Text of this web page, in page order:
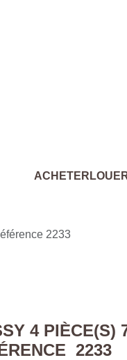
ACHETER
2233
4 PIÈCE(S)
2233